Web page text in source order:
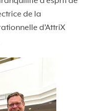
de la
d’AttriX